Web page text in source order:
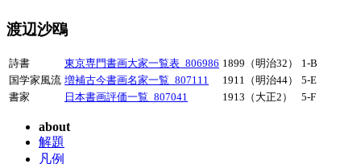
渡辺沙鴎
詩書 東京専門書画大家一覧表_806986 1899（明治32）
1-B
国学家風流 増補古今書画名家一覧_807111 1911（明治44）
5-E
書家
日本書画評価一覧_807041 1913（大正2） 5-F
about
解題
凡例